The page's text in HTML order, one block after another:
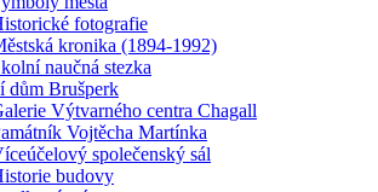
fotografie
kronika (1894-1992)
naučná stezka
dům Brušperk
Výtvarného centra Chagall
Vojtěcha Martínka
společenský sál
budovy